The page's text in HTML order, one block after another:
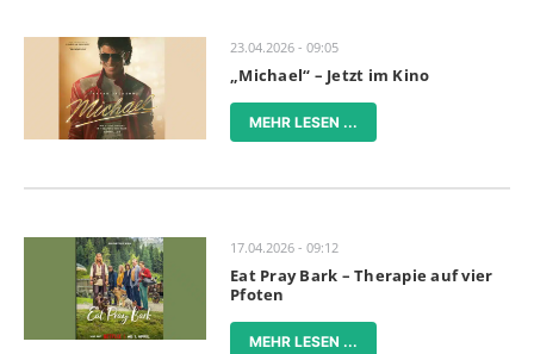
23.04.2026 - 09:05
„Michael“ – Jetzt im Kino
MEHR LESEN ...
17.04.2026 - 09:12
Eat Pray Bark – Therapie auf vier
Pfoten
MEHR LESEN ...